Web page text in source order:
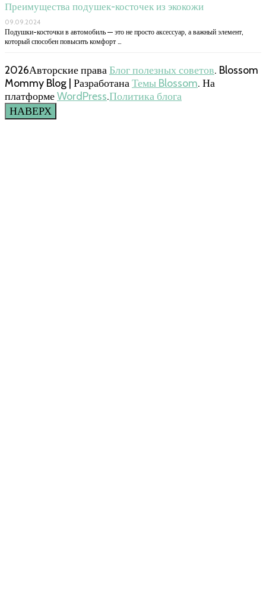
Преимущества подушек-косточек из экокожи
09.09.2024
Подушки-косточки в автомобиль — это не просто аксессуар, а важный элемент,
который способен повысить комфорт …
2026Авторские праваБлог полезных советов. Blossom
Mommy Blog | РазработанаТемы Blossom. На
платформеWordPress.Политика блога
НАВЕРХ